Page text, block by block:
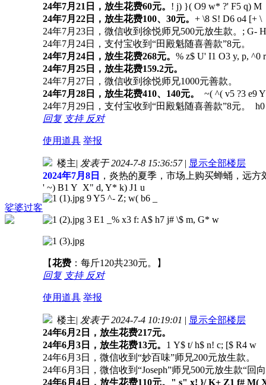
24年7月21日，放生花费60元。 ! j) }( O9 w* ?' F5 q) M
24年7月22日，放生花费100、30元。 + \8 S! D6 o4 [+ \
24年7月23日，微信收到徐悦师兄500元放生款。 ; G-
24年7月24日，支付宝收到“田殿魁随喜善款”8元。
24年7月24日，放生花费268元。 % z$ U' I1 O3 y, p, ^0 r
24年7月25日，放生花费159.2元。
24年7月27日，微信收到徐悦师兄1000元善款。
24年7月28日，放生花费410、140元。
~( ^( v5 ?3 e9
24年7月29日，支付宝收到“田殿魁随喜善款”8元。
回复 支持 反对
使用道具 举报
娑婆过客
楼主| 发表于 2024-7-8 15:36:57 | 显示全部楼层
2024年7月8日
，炎热的夏季，市场上购买蝉蛹，远
' ~) B1 Y X" d, Y* k) J1 u
9 Y5 ^- Z; w( b6 _
3 E1 _% x3 f: A$ h7 j# \$ m, G* w
【花费 ：每斤120共230元。】
回复 支持 反对
使用道具 举报
楼主| 发表于 2024-7-4 10:19:01 | 显示全部楼层
24年6月2日，放生花费217元。
24年6月3日，放生花费13元。 1 Y$ t/ h$ n! c; [$ R4 w
24年6月3日，微信收到“妙百味”师兄200元放生款。
24年6月3日，微信收到“Joseph”师兄500元放生款“回
24年6月4日，放生花费110元。 " s" x! }/ K+ Z1 f# M(